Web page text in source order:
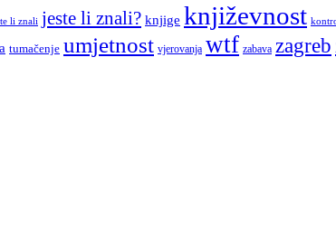
li znali jeste li znali? knjige književnost
tumačenje umjetnost vjerovanja wtf zabava zagreb